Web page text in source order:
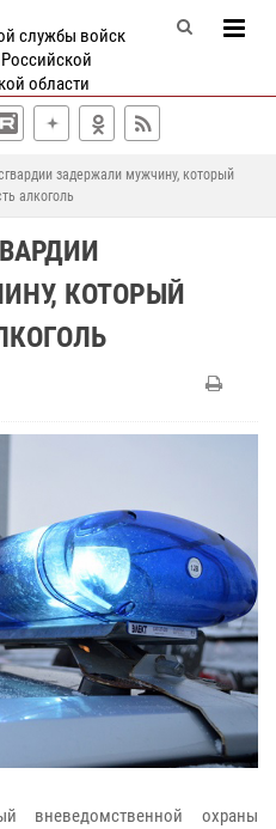
службы войск
области
задержали мужчину, который
алкоголь
КОТОРЫЙ
вневедомственной охраны